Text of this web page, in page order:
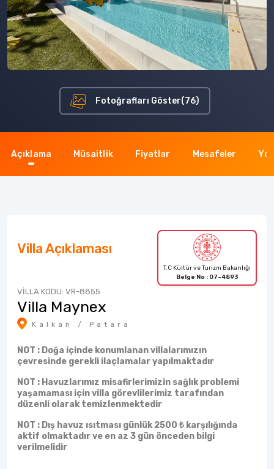
Fotoğrafları Göster(76)
Açıklama Müsaitlik Fiyatlar Mesafeler
Villa Açıklaması
T.C Kültür ve Turizm Bakanlığı
Belge No : 07-4893
VİLLA KODU: VR-8855
Villa Maynex
Kalkan / Patara
NOT : Doğa içinde konumlanan villalarımızın
çevresinde gerekli ilaçlamalar yapılmaktadır
NOT : Havuzlarımız misafirlerimizin sağlık problemi
yaşamaması için villa görevlilerimiz tarafından
düzenli olarak temizlenmektedir
NOT : Dış havuz ısıtması günlük 2500 ₺ karşılığında
aktif olmaktadırve en az 3 gün önceden bilgi
verilmelidir